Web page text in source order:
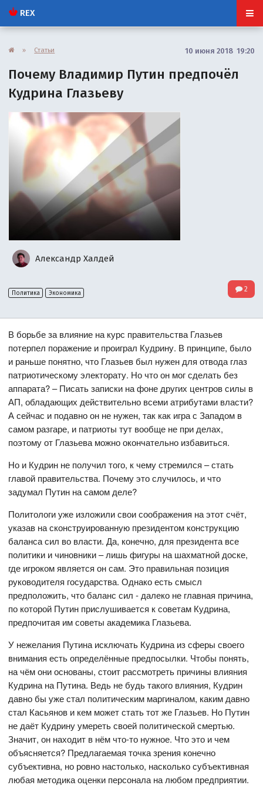
REX
» Статьи 10 июня 2018 19:20
Почему Владимир Путин предпочёл
Кудрина Глазьеву
Александр Халдей
Политика Экономика 2
В борьбе за влияние на курс правительства Глазьев
потерпел поражение и проиграл Кудрину. В принципе, было
и раньше понятно, что Глазьев был нужен для отвода глаз
патриотическому электорату. Но что он мог сделать без
аппарата? – Писать записки на фоне других центров силы в
АП, обладающих действительно всеми атрибутами власти?
А сейчас и подавно он не нужен, так как игра с Западом в
самом разгаре, и патриоты тут вообще не при делах,
поэтому от Глазьева можно окончательно избавиться.
Но и Кудрин не получил того, к чему стремился – стать
главой правительства. Почему это случилось, и что
задумал Путин на самом деле?
Политологи уже изложили свои соображения на этот счёт,
указав на сконструированную президентом конструкцию
баланса сил во власти. Да, конечно, для президента все
политики и чиновники – лишь фигуры на шахматной доске,
где игроком является он сам. Это правильная позиция
руководителя государства. Однако есть смысл
предположить, что баланс сил - далеко не главная причина,
по которой Путин прислушивается к советам Кудрина,
предпочитая им советы академика Глазьева.
У нежелания Путина исключать Кудрина из сферы своего
внимания есть определённые предпосылки. Чтобы понять,
на чём они основаны, стоит рассмотреть причины влияния
Кудрина на Путина. Ведь не будь такого влияния, Кудрин
давно бы уже стал политическим маргиналом, каким давно
стал Касьянов и кем может стать тот же Глазьев. Но Путин
не даёт Кудрину умереть своей политической смертью.
Значит, он находит в нём что-то нужное. Что это и чем
объясняется? Предлагаемая точка зрения конечно
субъективна, но ровно настолько, насколько субъективная
любая методика оценки персонала на любом предприятии.